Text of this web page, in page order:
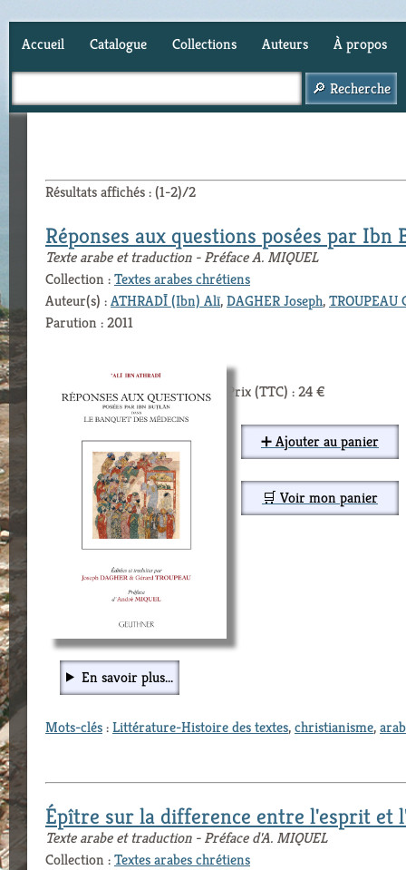
Accueil Catalogue Collections Auteurs À propos
Résultats affichés : (1-2)/2
Réponses aux questions posées par
Texte arabe et traduction - Préface A. MIQUEL
Collection :Textes arabes chrétiens
Auteur(s) :ATHRADĪ (Ibn) Alī,DAGHER Joseph,TROUPEAU
Parution : 2011
Prix (TTC) : 24 €
➕ Ajouter au panier
🛒 Voir mon panier
En savoir plus...
Mots-clés:Littérature-Histoire des textes,christianisme,
Épître sur la difference entre l'esprit et
Texte arabe et traduction - Préface d'A. MIQUEL
Collection :Textes arabes chrétiens